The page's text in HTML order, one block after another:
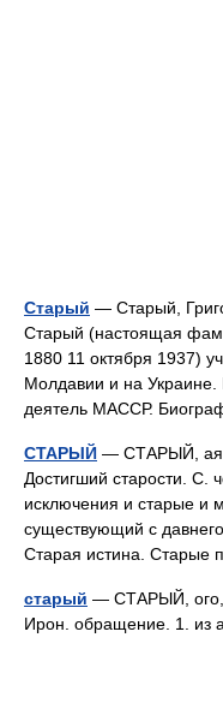
Старый — Старый,
Старый (настоящая
1880 11 октября 1937)
Молдавии и на Украине.
деятель МАССР.
СТАРЫЙ — СТАРЫЙ, ая,
Достигший старости. С.
исключения и старые и
существующий с
Старая истина.
старый — СТАРЫЙ, ого,
Ирон. обращение. 1.